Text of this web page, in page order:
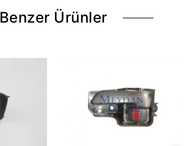
Benzer Ürünler